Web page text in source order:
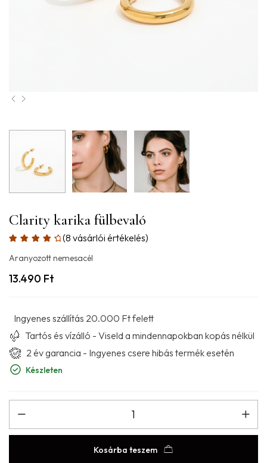
Clarity karika fülbevaló
(8 vásárlói értékelés)
Aranyozott nemesacél
13.490 Ft
Ingyenes szállítás 20.000 Ft felett
Tartós és vízálló - Viseld a mindennapokban kopás nélkül
2 év garancia - Ingyenes csere hibás termék esetén
Készleten
Kosárba teszem